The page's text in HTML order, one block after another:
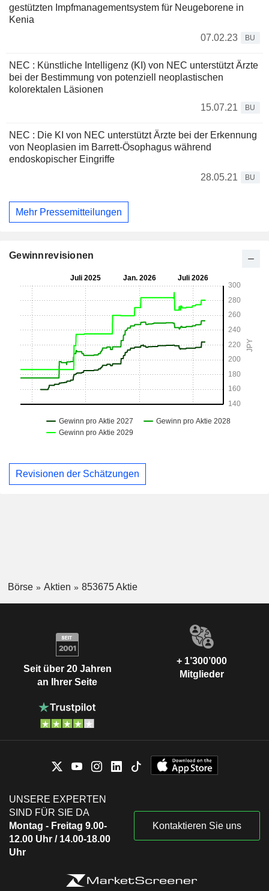
gestützten Impfmanagementsystem für Neugeborene in
Kenia
07.02.23
BU
NEC : Künstliche Intelligenz (KI) von NEC unterstützt Ärzte
bei der Bestimmung von potenziell neoplastischen
kolorektalen Läsionen
15.07.21
BU
NEC : Die KI von NEC unterstützt Ärzte bei der Erkennung
von Neoplasien im Barrett-Ösophagus während
endoskopischer Eingriffe
28.05.21
BU
Mehr Pressemitteilungen
Gewinnrevisionen
Revisionen der Schätzungen
Börse Aktien 853675 Aktie
Seit über 20 Jahren
an Ihrer Seite
+ 1’300’000
Mitglieder
UNSERE EXPERTEN
SIND FÜR SIE DA
Montag - Freitag 9.00-
12.00 Uhr / 14.00-18.00
Uhr
Kontaktieren Sie uns